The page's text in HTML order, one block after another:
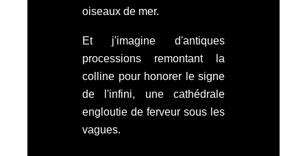
oiseaux de mer.
Et j'imagine d'antiques
processions remontant la
colline pour honorer le signe
de l'infini, une cathédrale
engloutie de ferveur sous les
vagues.